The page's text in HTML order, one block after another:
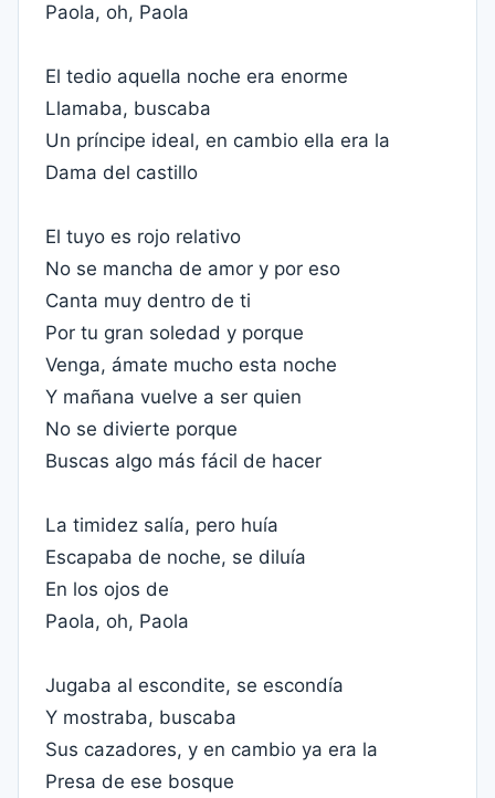
Paola, oh, Paola
El tedio aquella noche era enorme
Llamaba, buscaba
Un príncipe ideal, en cambio ella era la
Dama del castillo
El tuyo es rojo relativo
No se mancha de amor y por eso
Canta muy dentro de ti
Por tu gran soledad y porque
Venga, ámate mucho esta noche
Y mañana vuelve a ser quien
No se divierte porque
Buscas algo más fácil de hacer
La timidez salía, pero huía
Escapaba de noche, se diluía
En los ojos de
Paola, oh, Paola
Jugaba al escondite, se escondía
Y mostraba, buscaba
Sus cazadores, y en cambio ya era la
Presa de ese bosque